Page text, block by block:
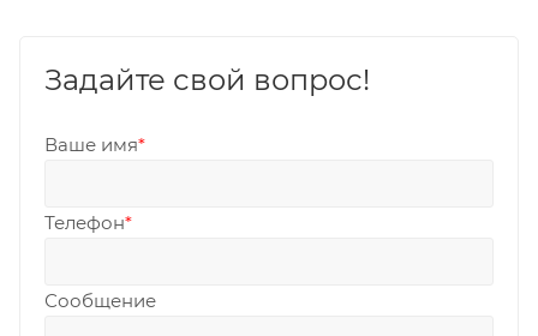
Задайте свой вопрос!
Ваше имя*
Телефон*
Сообщение